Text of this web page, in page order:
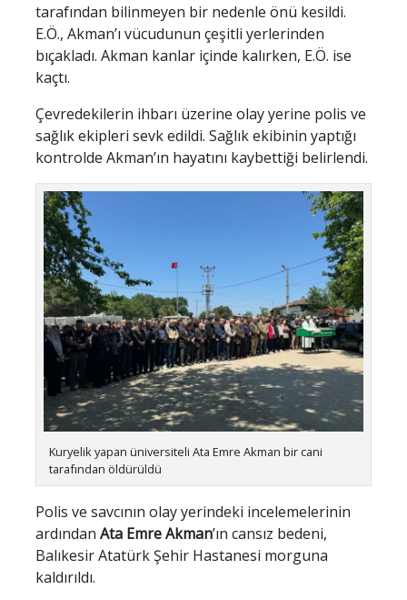
tarafından bilinmeyen bir nedenle önü kesildi.
E.Ö., Akman’ı vücudunun çeşitli yerlerinden
bıçakladı. Akman kanlar içinde kalırken, E.Ö. ise
kaçtı.
Çevredekilerin ihbarı üzerine olay yerine polis ve
sağlık ekipleri sevk edildi. Sağlık ekibinin yaptığı
kontrolde Akman’ın hayatını kaybettiği belirlendi.
Kuryelik yapan üniversiteli Ata Emre Akman bir cani
tarafından öldürüldü
Polis ve savcının olay yerindeki incelemelerinin
ardından Ata Emre Akman’ın cansız bedeni,
Balıkesir Atatürk Şehir Hastanesi morguna
kaldırıldı.